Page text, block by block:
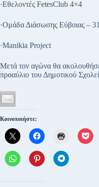
·Εθελοντές FetesClub 4×4
·Ομάδα Διάσωσης Εύβοιας –
·Manikia Project
Μετά τον αγώνα θα
προαύλιο του Δημοτικού
Κοινοποιήστε: